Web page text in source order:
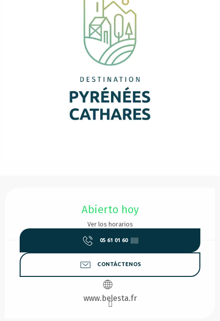
Abierto hoy
Ver los horarios
05 61 01 60 ▒▒
CONTÁCTENOS
www.belesta.fr